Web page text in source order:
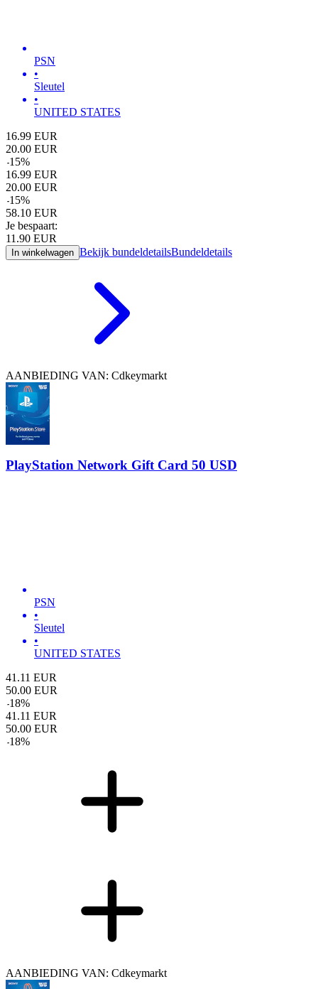
PSN
•
Sleutel
•
UNITED STATES
16.99 EUR
20.00 EUR
-15%
16.99 EUR
20.00 EUR
-15%
58.10 EUR
Je bespaart:
11.90 EUR
In winkelwagen Bekijk bundeldetailsBundeldetails
AANBIEDING VAN: Cdkeymarkt
PlayStation Network Gift Card 50 USD
PSN
•
Sleutel
•
UNITED STATES
41.11 EUR
50.00 EUR
-18%
41.11 EUR
50.00 EUR
-18%
AANBIEDING VAN: Cdkeymarkt